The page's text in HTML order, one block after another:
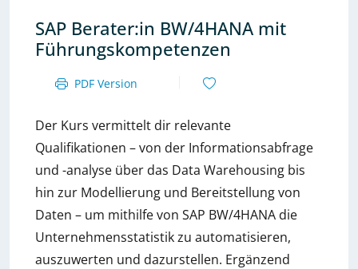
SAP Berater:in BW/4HANA mit
Führungskompetenzen
PDF Version
Der Kurs vermittelt dir relevante
Qualifikationen – von der Informationsabfrage
und -analyse über das Data Warehousing bis
hin zur Modellierung und Bereitstellung von
Daten – um mithilfe von SAP BW/4HANA die
Unternehmensstatistik zu automatisieren,
auszuwerten und dazurstellen. Ergänzend